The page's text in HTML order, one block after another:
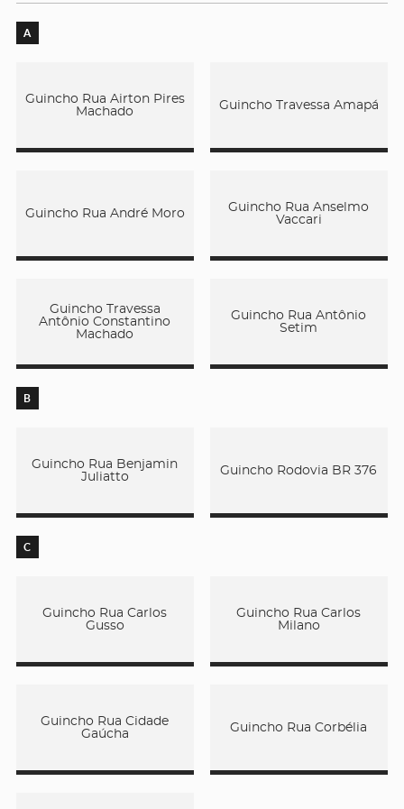
A
Guincho Rua Airton Pires
Machado
Guincho Travessa Amapá
Guincho Rua André Moro
Guincho Rua Anselmo
Vaccari
Guincho Travessa
Antônio Constantino
Machado
Guincho Rua Antônio
Setim
B
Guincho Rua Benjamin
Juliatto
Guincho Rodovia BR 376
C
Guincho Rua Carlos
Gusso
Guincho Rua Carlos
Milano
Guincho Rua Cidade
Gaúcha
Guincho Rua Corbélia